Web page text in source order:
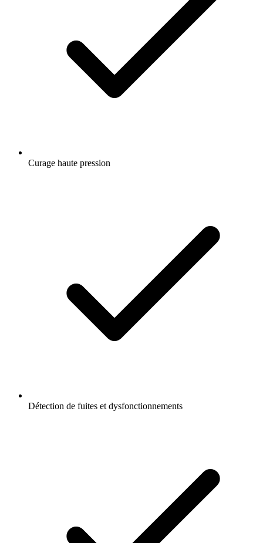
Curage haute pression
Détection de fuites et dysfonctionnements